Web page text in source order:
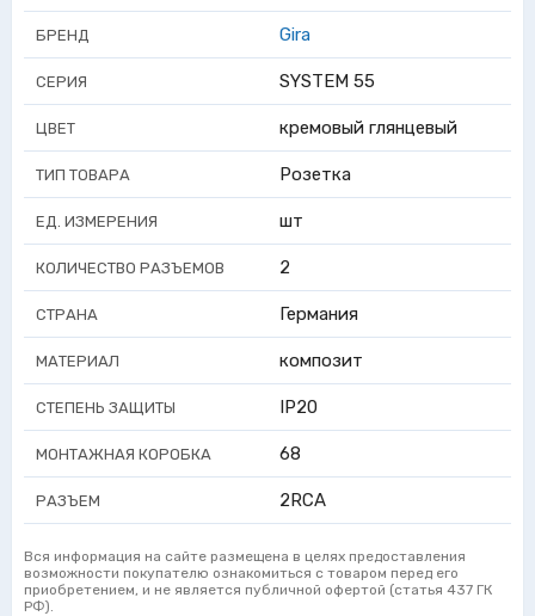
БРЕНД Gira
СЕРИЯ SYSTEM 55
ЦВЕТ кремовый глянцевый
ТИП ТОВАРА Розетка
ЕД. ИЗМЕРЕНИЯ шт
КОЛИЧЕСТВО РАЗЪЕМОВ 2
СТРАНА Германия
МАТЕРИАЛ композит
СТЕПЕНЬ ЗАЩИТЫ IP20
МОНТАЖНАЯ КОРОБКА 68
РАЗЪЕМ 2RCA
Вся информация на сайте размещена в целях предоставления
возможности покупателю ознакомиться с товаром перед его
приобретением, и не является публичной офертой (статья 437 ГК
РФ).